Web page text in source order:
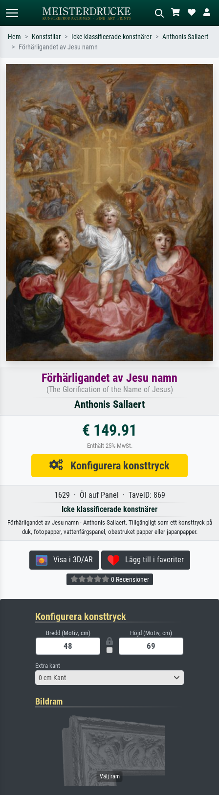
Sök efter konstnär, titel eller stil –
t.ex. Monet, Stjärnenatt,
impressionism, Hokusai-våg, naken.
Beskriv scenen – t.ex. grön äng,
abstrakt med mycket rött, mörk
oljemålning, stående naken bredvid ett
träd.
Hem Konststilar Icke klassificerade konstnärer
Anthonis Sallaert
Förhärligandet av Jesu namn
Förhärligandet av Jesu namn
(The Glorification of the Name of Jesus)
Anthonis Sallaert
€ 149.91
Enthält 25% MwSt.
Konfigurera konsttryck
1629 · Öl auf Panel · TavelD: 869
Icke klassificerade konstnärer
Förhärligandet av Jesu namn · Anthonis Sallaert. Tillgängligt som ett konsttryck på
duk, fotopapper, vattenfärgspanel, obestruket papper eller japanpapper.
Visa i 3D/AR Lägg till i favoriter
0 Recensioner
Konfigurera konsttryck
Bredd (Motiv, cm) Höjd (Motiv, cm)
Extra kant
0 cm Kant
Bildram